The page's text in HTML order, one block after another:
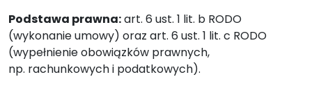
Podstawa prawna:art. 6 ust. 1 lit. b RODO
(wykonanie umowy) oraz art. 6 ust. 1 lit. c RODO
(wypełnienie obowiązków prawnych,
np. rachunkowych i podatkowych).